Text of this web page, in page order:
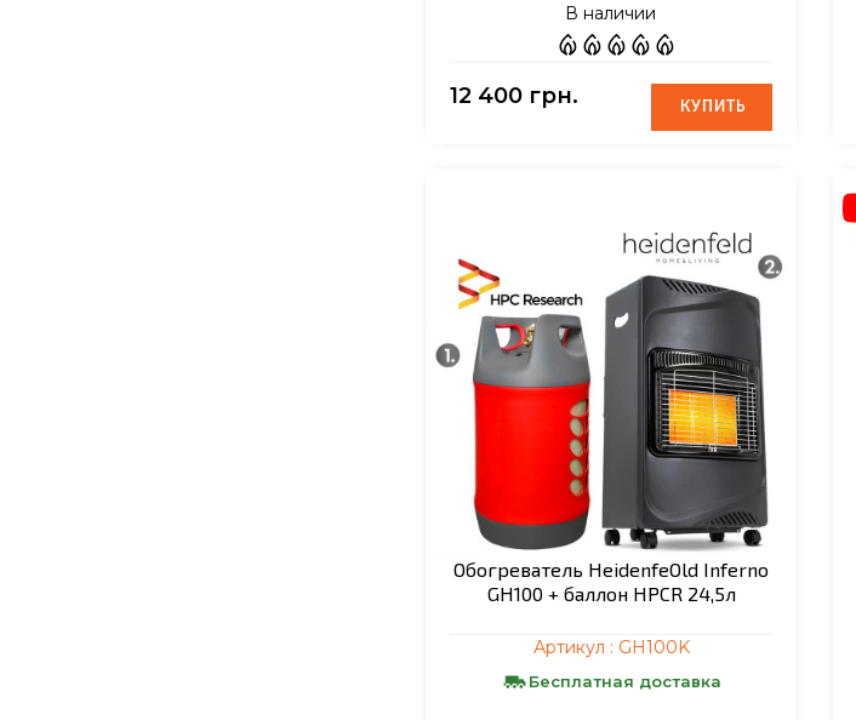
В наличии
12 400 грн. КУПИТЬ
КУПИТЬ
Обогреватель HeidenfeОld Inferno
GH100 + баллон HPCR 24,5л
Артикул : GH100K
Бесплатная доставка